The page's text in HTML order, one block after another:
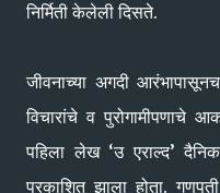
निर्मिती केलेली दिसते.
जीवनाच्या अगदी
विचारांचे व पुरोगामीपणाचे
पहिला लेख ‘उ एराल्द’
प्रकाशित झाला होता.